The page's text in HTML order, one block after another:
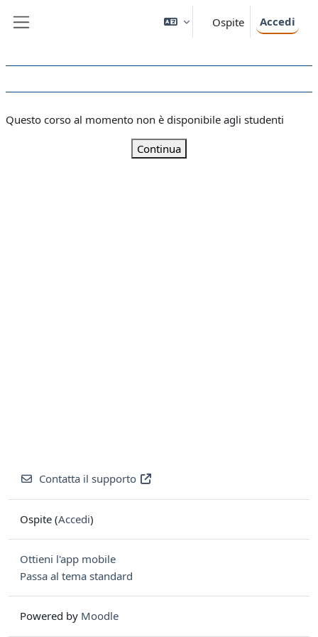
Ospite Accedi
Questo corso al momento non è disponibile agli studenti
Continua
Contatta il supporto
Ospite (Accedi)
Ottieni l'app mobile
Passa al tema standard
Powered by Moodle